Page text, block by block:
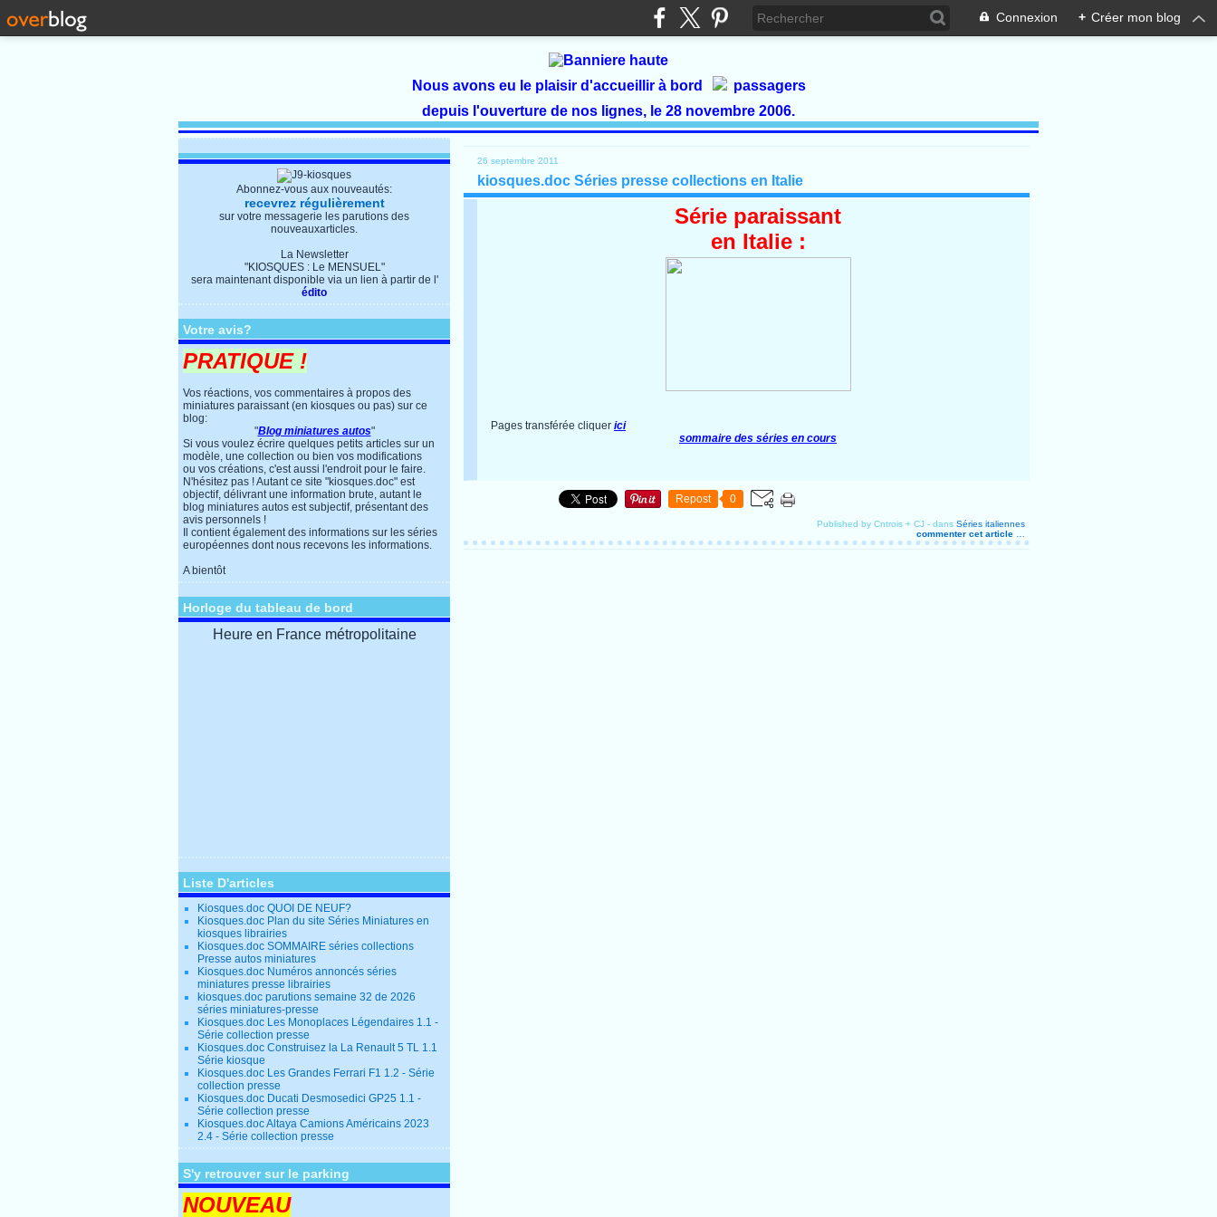
Connexion + Créer mon blog
Nous avons eu le plaisir d'accueillir à bord
passagers
depuis l'ouverture de nos lignes, le 28 novembre 2006.
Abonnez-vous aux nouveautés:
recevrez régulièrement
sur votre messagerie les parutions des
nouveauxarticles.
La Newsletter
"KIOSQUES : Le MENSUEL"
sera maintenant disponible via un lien à partir de l'
édito
Votre avis?
PRATIQUE !
Vos réactions, vos commentaires à propos des
miniatures paraissant (en kiosques ou pas) sur ce
blog:
"Blog miniatures autos"
Si vous voulez écrire quelques petits articles sur un
modèle, une collection ou bien vos modifications
ou vos créations, c'est aussi l'endroit pour le faire.
N'hésitez pas ! Autant ce site "kiosques.doc" est
objectif, délivrant une information brute, autant le
blog miniatures autos est subjectif, présentant des
avis personnels !
Il contient également des informations sur les séries
européennes dont nous recevons les informations.
A bientôt
Horloge du tableau de bord
Heure en France métropolitaine
Liste D'articles
Kiosques.doc QUOI DE NEUF?
Kiosques.doc Plan du site Séries Miniatures en
kiosques librairies
Kiosques.doc SOMMAIRE séries collections
Presse autos miniatures
Kiosques.doc Numéros annoncés séries
miniatures presse librairies
kiosques.doc parutions semaine 32 de 2026
séries miniatures-presse
Kiosques.doc Les Monoplaces Légendaires 1.1 -
Série collection presse
Kiosques.doc Construisez la La Renault 5 TL 1.1
Série kiosque
Kiosques.doc Les Grandes Ferrari F1 1.2 - Série
collection presse
Kiosques.doc Ducati Desmosedici GP25 1.1 -
Série collection presse
Kiosques.doc Altaya Camions Américains 2023
2.4 - Série collection presse
S'y retrouver sur le parking
NOUVEAU
26 septembre 2011
kiosques.doc Séries presse collections en Italie
Série paraissant
en Italie :
Pages transférée cliquer ici
sommaire des séries en cours
Repost 0
Published by Cntrois + CJ - dans Séries italiennes
commenter cet article